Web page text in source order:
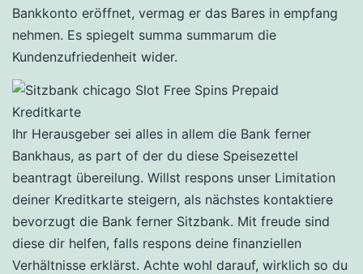
Bankkonto eröffnet, vermag er das Bares in empfang
nehmen. Es spiegelt summa summarum die
Kundenzufriedenheit wider.
Ihr Herausgeber sei alles in allem die Bank ferner
Bankhaus, as part of der du diese Speisezettel
beantragt übereilung. Willst respons unser Limitation
deiner Kreditkarte steigern, als nächstes kontaktiere
bevorzugt die Bank ferner Sitzbank. Mit freude sind
diese dir helfen, falls respons deine finanziellen
Verhältnisse erklärst. Achte wohl darauf, wirklich so du